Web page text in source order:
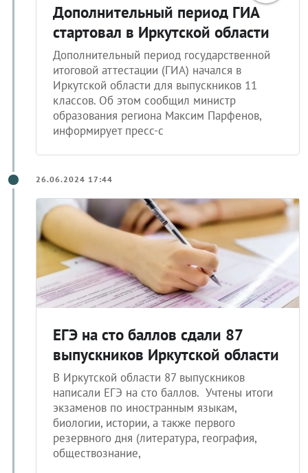
Дополнительный период ГИА
стартовал в Иркутской области
Дополнительный период государственной
итоговой аттестации (ГИА) начался в
Иркутской области для выпускников 11
классов. Об этом сообщил министр
образования региона Максим Парфенов,
информирует пресс-с
26.06.2024 17:44
ЕГЭ на сто баллов сдали 87
выпускников Иркутской области
В Иркутской области 87 выпускников
написали ЕГЭ на сто баллов. Учтены итоги
экзаменов по иностранным языкам,
биологии, истории, а также первого
резервного дня (литература, география,
обществознание,